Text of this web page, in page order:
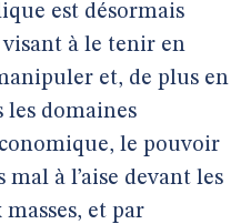
est désormais
visant à le tenir en
et, de plus en
les domaines
le pouvoir
à l’aise devant les
et par